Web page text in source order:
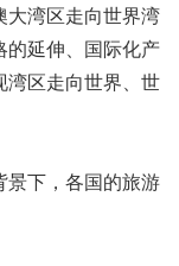
大湾区走向世界湾
的延伸、国际化产
湾区走向世界、世
下，各国的旅游